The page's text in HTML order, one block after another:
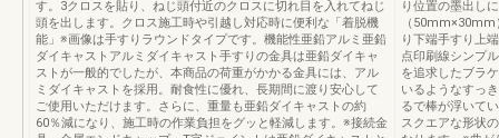
す。3クロスを貼り、ねじ頭付近のクロスに切れ目を入れてねじ
頭を出します。クロス施工時や引越し対応時に便利な「着脱機
能」※画像は手すりラウンドタイプです。機能性亜鉛アルミ亜鉛
ダイキャストアルミダイキャスト手すりの金具は亜鉛ダイキャ
ストが一般的でしたが、本商品の荷重がかかる金具には、アル
ミダイキャストを採用。耐食性に優れ、長期間に渡り安心して
ご使用いただけます。さらに、重量も亜鉛ダイキャストの約
60％減になり、施工時の作業負担をグッと軽減します。※接続金
り位置の墨出し
（
り下端手すり上
点印刷線シンプ
を追求したブラ
いるようなすっ
るで棒が浮いて
スクエアな形状